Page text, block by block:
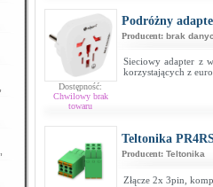
Dostępność:
Chwilowy brak
towaru
Podróżny
Producent: brak
Sieciowy adapter z
korzystających z
Teltonika
Producent: Teltonika
Złącze 2x 3pin,